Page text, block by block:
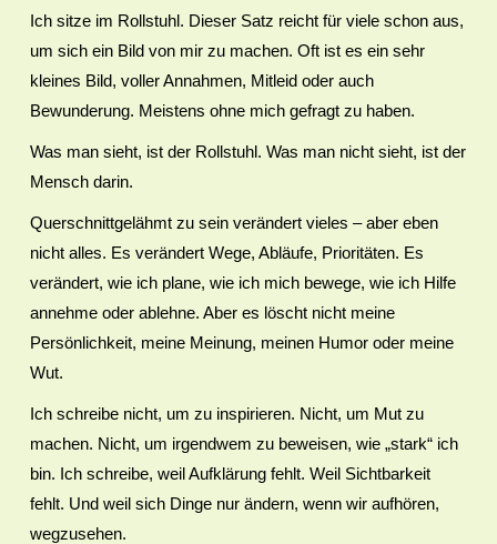
Ich sitze im Rollstuhl. Dieser Satz reicht für viele schon aus,
um sich ein Bild von mir zu machen. Oft ist es ein sehr
kleines Bild, voller Annahmen, Mitleid oder auch
Bewunderung. Meistens ohne mich gefragt zu haben.
Was man sieht, ist der Rollstuhl. Was man nicht sieht, ist der
Mensch darin.
Querschnittgelähmt zu sein verändert vieles – aber eben
nicht alles. Es verändert Wege, Abläufe, Prioritäten. Es
verändert, wie ich plane, wie ich mich bewege, wie ich Hilfe
annehme oder ablehne. Aber es löscht nicht meine
Persönlichkeit, meine Meinung, meinen Humor oder meine
Wut.
Ich schreibe nicht, um zu inspirieren. Nicht, um Mut zu
machen. Nicht, um irgendwem zu beweisen, wie „stark“ ich
bin. Ich schreibe, weil Aufklärung fehlt. Weil Sichtbarkeit
fehlt. Und weil sich Dinge nur ändern, wenn wir aufhören,
wegzusehen.